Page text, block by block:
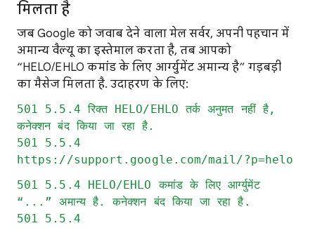
मिलता है
जब Google को जवाब देने वाला मेल सर्वर, अपनी पहचान में
अमान्य वैल्यू का इस्तेमाल करता है, तब आपको
“HELO/EHLO कमांड के लिए आर्ग्युमेंट अमान्य है” गड़बड़ी
का मैसेज मिलता है. उदाहरण के लिए:
501 5.5.4 रिक्त HELO/EHLO तर्क अनुमत नहीं है,
कनेक्शन बंद किया जा रहा है.
501 5.5.4
https://support.google.com/mail/?p=helo
501 5.5.4 HELO/EHLO कमांड के लिए आर्ग्युमेंट
“...” अमान्य है. कनेक्शन बंद किया जा रहा है.
501 5.5.4